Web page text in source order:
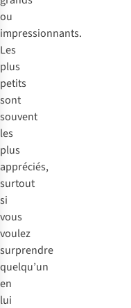
ou
impressionnants.
Les
plus
petits
sont
souvent
les
plus
appréciés,
surtout
si
vous
voulez
surprendre
quelqu’un
en
lui